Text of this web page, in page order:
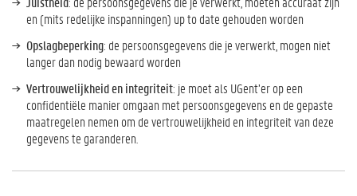
en (mits redelijke inspanningen) up to date gehouden worden
Opslagbeperking: de persoonsgegevens die je verwerkt, mogen niet
langer dan nodig bewaard worden
Vertrouwelijkheid en integriteit: je moet als UGent’er op een
confidentiële manier omgaan met persoonsgegevens en de gepaste
maatregelen nemen om de vertrouwelijkheid en integriteit van deze
gegevens te garanderen.